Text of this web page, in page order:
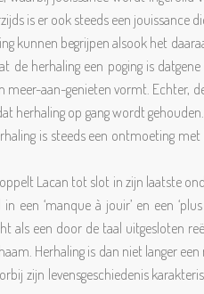
is er ook steeds een
kunnen begrijpen alsook het
herhaling een poging is
aan-genieten vormt.
op gang wordt
is steeds een ontmoeting
Lacan tot slot in zijn laatste
‘manque à jouir’ en een
een door de taal uitgesloten
Herhaling is dan niet langer
zijn levensgeschiedenis